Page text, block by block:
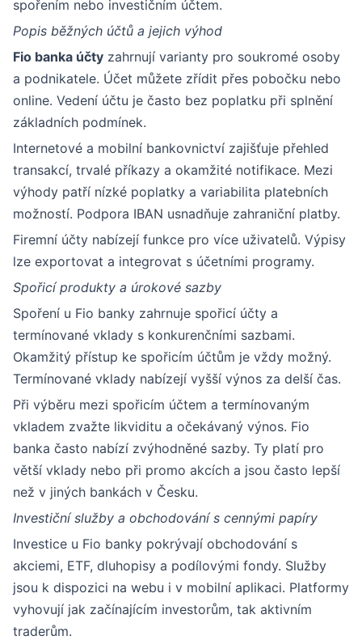
spořením nebo investičním účtem.
Popis běžných účtů a jejich výhod
Fio banka účty zahrnují varianty pro soukromé osoby
a podnikatele. Účet můžete zřídit přes pobočku nebo
online. Vedení účtu je často bez poplatku při splnění
základních podmínek.
Internetové a mobilní bankovnictví zajišťuje přehled
transakcí, trvalé příkazy a okamžité notifikace. Mezi
výhody patří nízké poplatky a variabilita platebních
možností. Podpora IBAN usnadňuje zahraniční platby.
Firemní účty nabízejí funkce pro více uživatelů. Výpisy
lze exportovat a integrovat s účetními programy.
Spořicí produkty a úrokové sazby
Spoření u Fio banky zahrnuje spořicí účty a
termínované vklady s konkurenčními sazbami.
Okamžitý přístup ke spořicím účtům je vždy možný.
Termínované vklady nabízejí vyšší výnos za delší čas.
Při výběru mezi spořicím účtem a termínovaným
vkladem zvažte likviditu a očekávaný výnos. Fio
banka často nabízí zvýhodněné sazby. Ty platí pro
větší vklady nebo při promo akcích a jsou často lepší
než v jiných bankách v Česku.
Investiční služby a obchodování s cennými papíry
Investice u Fio banky pokrývají obchodování s
akciemi, ETF, dluhopisy a podílovými fondy. Služby
jsou k dispozici na webu i v mobilní aplikaci. Platformy
vyhovují jak začínajícím investorům, tak aktivním
traderům.